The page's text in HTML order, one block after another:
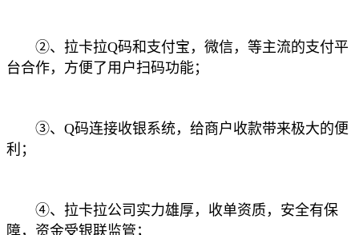
②、拉卡拉Q码和支付宝，微信，等主流的支付平
台合作，方便了用户扫码功能；
③、Q码连接收银系统，给商户收款带来极大的便
利；
④、拉卡拉公司实力雄厚，收单资质，安全有保
障，资金受银联监管；